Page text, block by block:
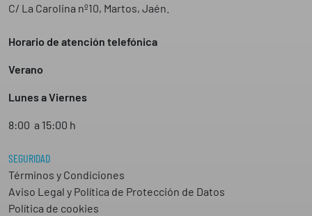
C/ La Carolina nº10, Martos, Jaén.
Horario de atención telefónica
Verano
Lunes a Viernes
8:00 a 15:00 h
SEGURIDAD
Términos y Condiciones
Aviso Legal y Política de Protección de Datos
Política de cookies